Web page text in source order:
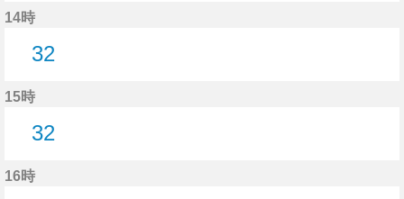
14時
32
15時
32
16時